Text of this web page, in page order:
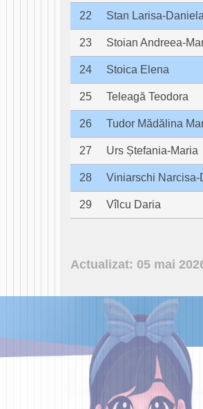
22 Stan Larisa-Daniela
23 Stoian Andreea-
24 Stoica Elena
25 Teleagă Teodora
26 Tudor Mădălina
27 Urs Ștefania-Maria
28 Viniarschi Narcisa-
29 Vîlcu Daria
Actualizat: 05 mai